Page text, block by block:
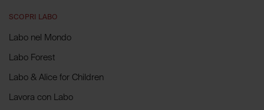
SCOPRI LABO
Labo nel Mondo
Labo Forest
Labo & Alice for Children
Lavora con Labo